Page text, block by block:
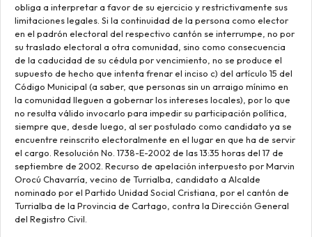
obliga a interpretar a favor de su ejercicio y restrictivamente sus
limitaciones legales. Si la continuidad de la persona como elector
en el padrón electoral del respectivo cantón se interrumpe, no por
su traslado electoral a otra comunidad, sino como consecuencia
de la caducidad de su cédula por vencimiento, no se produce el
supuesto de hecho que intenta frenar el inciso c) del artículo 15 del
Código Municipal (a saber, que personas sin un arraigo mínimo en
la comunidad lleguen a gobernar los intereses locales), por lo que
no resulta válido invocarlo para impedir su participación política,
siempre que, desde luego, al ser postulado como candidato ya se
encuentre reinscrito electoralmente en el lugar en que ha de servir
el cargo. Resolución No. 1738-E-2002 de las 13:35 horas del 17 de
septiembre de 2002. Recurso de apelación interpuesto por Marvin
Orocú Chavarría, vecino de Turrialba, candidato a Alcalde
nominado por el Partido Unidad Social Cristiana, por el cantón de
Turrialba de la Provincia de Cartago, contra la Dirección General
del Registro Civil.